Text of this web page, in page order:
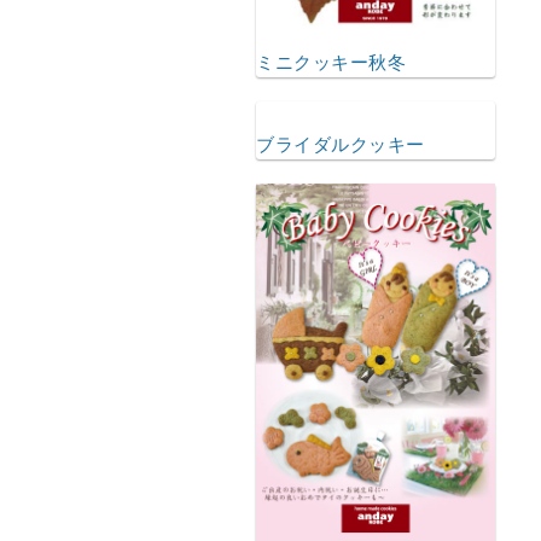
ミニクッキー秋冬
ブライダルクッキー